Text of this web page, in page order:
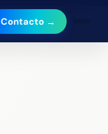
Contacto →